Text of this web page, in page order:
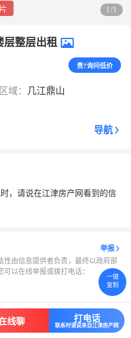
1/1
层整层出租
贵?询问低价
区域：
几江鼎山
导航
，请说在江津房产网看到的信
举报
由信息提供者负责，最终以政府部
以在线举报或拨打电话：
线聊 打电话
联系时请说来自江津房产网
一键
复制
长按图片保存